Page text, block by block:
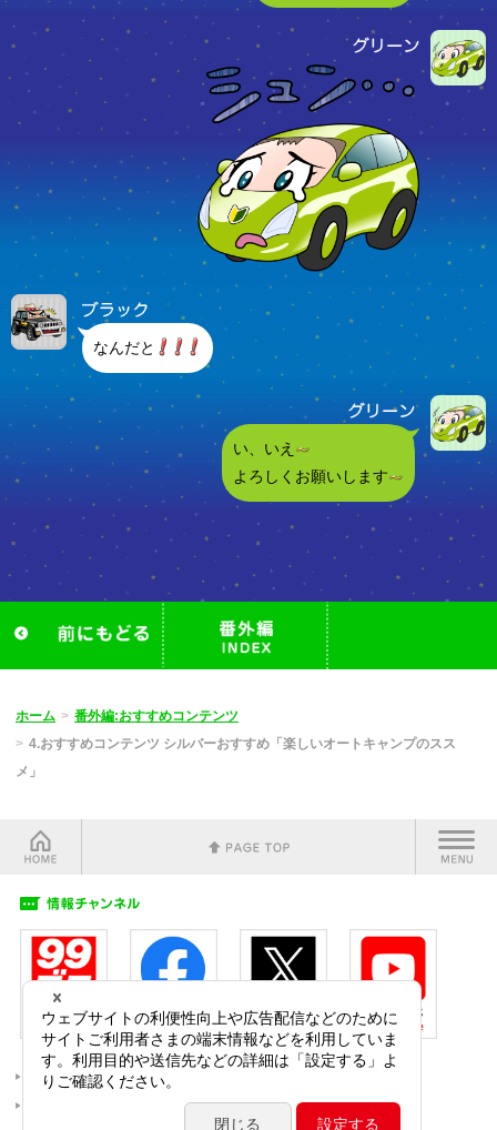
なんだと
い、いえ
よろしくお願いします
ホーム
番外編:おすすめコンテンツ
4.おすすめコンテンツ シルバーおすすめ「楽しいオートキャンプのスス
メ」
サイトご利用にあたって
お問い合わせ